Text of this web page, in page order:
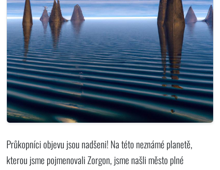
Průkopníci objevu jsou nadšeni! Na této neznámé planetě,
kterou jsme pojmenovali Zorgon, jsme našli město plné